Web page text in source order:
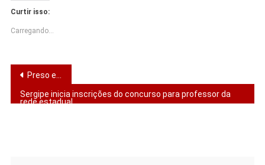
Curtir isso:
Carregando...
Navegação
de
Preso em Imperatriz homem que agrediu esposa; filho filmou tudo
Sergipe inicia inscrições do concurso para professor da
rede estadual